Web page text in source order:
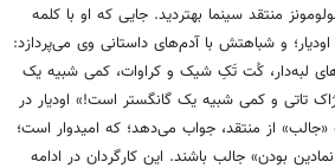
منتقد سینما بهتردید. جایی که او با کلمه
و شباهتش با آدم‌های داستانی وی می‌پردازد:
لبه‌دار، کُت تَکِ شیک و کراوات، کمی شبیه یک
تاتی و کمی شبیه یک گانگستر است!» اودیار در
از منتقد، جواب می‌دهد؛ که امیدوار است؛
بودن» جالب باشند. این کارگردان در ادامه